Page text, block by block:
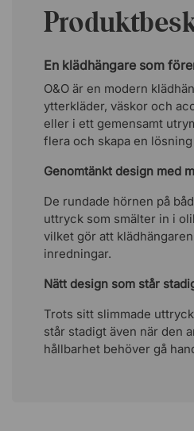
En klädhängare som
O&O är en modern
ytterkläder, väskor och
eller i ett gemensamt
flera och skapa en
Genomtänkt design med
De rundade hörnen på
uttryck som smälter in i
vilket gör att
inredningar.
Nätt design som står
Trots sitt slimmade
står stadigt även när den
hållbarhet behöver gå